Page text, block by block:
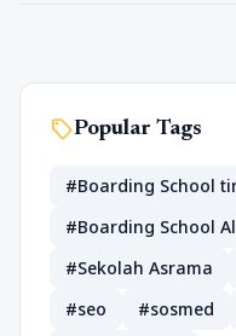
sellPopular Tags
#Boarding School
#Boarding School
#Sekolah Asrama
#seo
#sosmed